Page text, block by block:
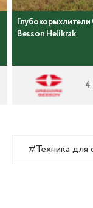
Besson Helikrak
#Техника для